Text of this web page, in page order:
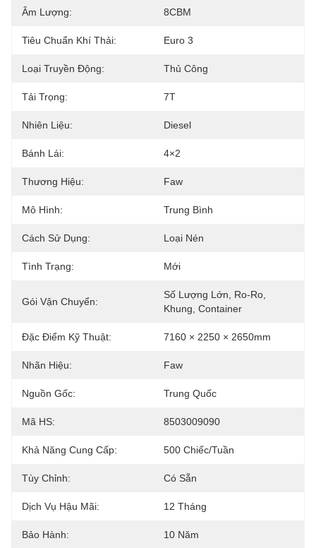
Âm Lượng: 8CBM
Tiêu Chuẩn Khí Thải: Euro 3
Loại Truyền Động: Thủ Công
Tải Trọng: 7T
Nhiên Liệu: Diesel
Bánh Lái: 4×2
Thương Hiệu: Faw
Mô Hình: Trung Bình
Cách Sử Dụng: Loại Nén
Tình Trạng: Mới
Gói Vận Chuyển:
Số Lượng Lớn, Ro-Ro,
Khung, Container
Đặc Điểm Kỹ Thuật: 7160 × 2250 × 2650mm
Nhãn Hiệu: Faw
Nguồn Gốc: Trung Quốc
Mã HS: 8503009090
Khả Năng Cung Cấp: 500 Chiếc/tuần
Tùy Chỉnh: Có Sẵn
Dịch Vụ Hậu Mãi: 12 Tháng
Bảo Hành: 10 Năm